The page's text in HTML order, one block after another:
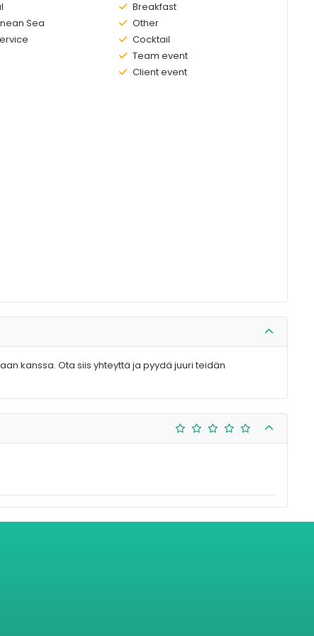
Sea
Existing:
Breakfast
Existing:
Other
Existing:
Cocktail
Existing:
Team event
Existing:
Client event
kanssa. Ota siis yhteyttä ja pyydä juuri teidän